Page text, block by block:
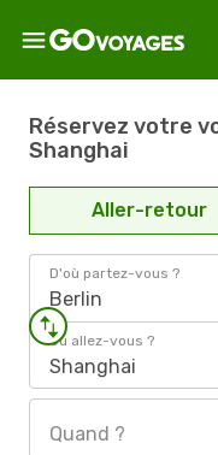
Réservez votre
Shanghai
Aller-retour
D'où partez-vous ?
Berlin
Où allez-vous ?
Shanghai
Quand ?